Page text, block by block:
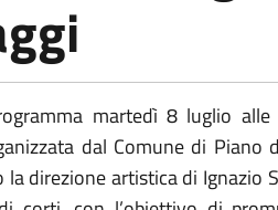
martedì 8 luglio
dal Comune di Piano
la direzione artistica di Ignazio